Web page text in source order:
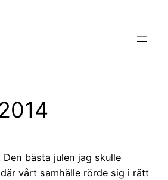
Den bästa julen jag skulle
vårt samhälle rörde sig i rätt